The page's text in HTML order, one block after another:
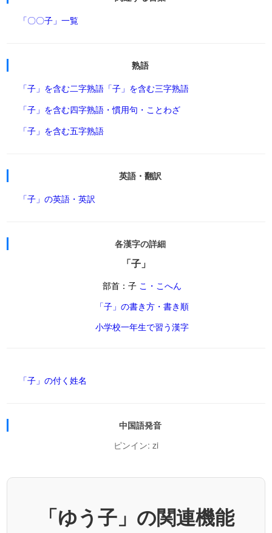
「〇〇子」一覧
熟語
「子」を含む二字熟語 「子」を含む三字熟語
「子」を含む四字熟語・慣用句・ことわざ
「子」を含む五字熟語
英語・翻訳
「子」の英語・英訳
各漢字の詳細
「子」
部首：子 こ・こへん
「子」の書き方・書き順
小学校一年生で習う漢字
「子」の付く姓名
中国語発音
ピンイン: zi
「ゆう子」の関連機能